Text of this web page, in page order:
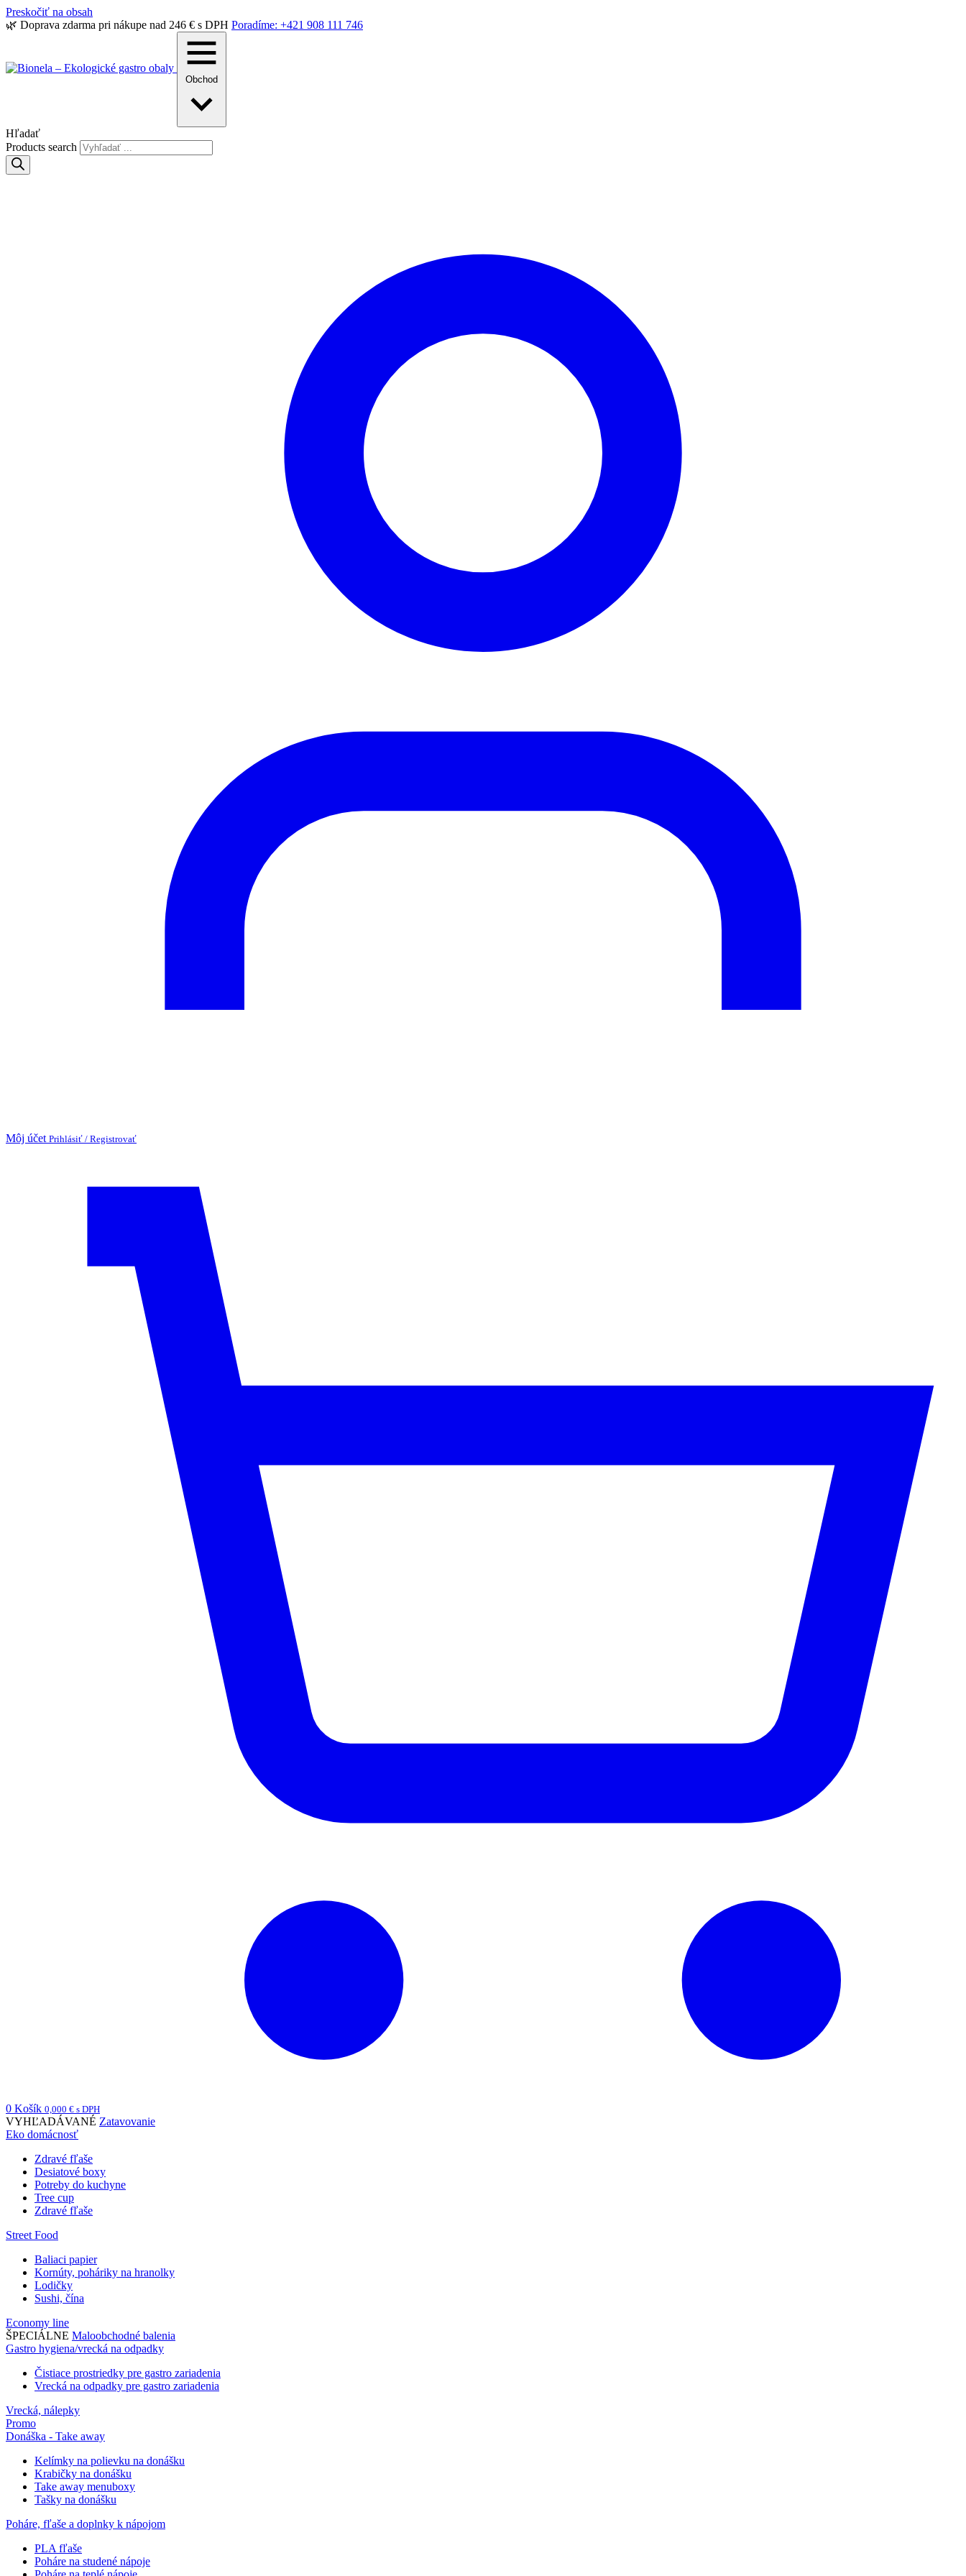
Preskočiť na obsah
🌿 Doprava zdarma pri nákupe nad 246 € s DPH Poradíme: +421 908 111 746
Obchod
Hľadať
Products search
Môj účet Prihlásiť / Registrovať
0 Košík 0,000 € s DPH
VYHĽADÁVANÉ Zatavovanie
Eko domácnosť
Zdravé fľaše
Desiatové boxy
Potreby do kuchyne
Tree cup
Zdravé fľaše
Street Food
Baliaci papier
Kornúty, poháriky na hranolky
Lodičky
Sushi, čína
Economy line
ŠPECIÁLNE Maloobchodné balenia
Gastro hygiena/vrecká na odpadky
Čistiace prostriedky pre gastro zariadenia
Vrecká na odpadky pre gastro zariadenia
Vrecká, nálepky
Promo
Donáška - Take away
Kelímky na polievku na donášku
Krabičky na donášku
Take away menuboxy
Tašky na donášku
Poháre, fľaše a doplnky k nápojom
PLA fľaše
Poháre na studené nápoje